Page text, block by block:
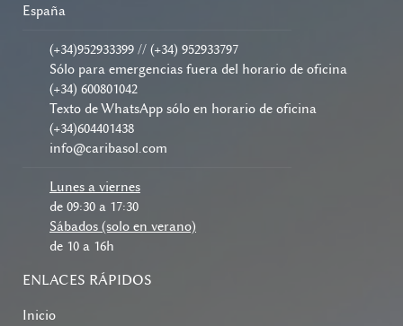
España
(+34)952933399 // (+34) 952933797
Sólo para emergencias fuera del horario de oficina
(+34) 600801042
Texto de WhatsApp sólo en horario de oficina
(+34)604401438
info@caribasol.com
Lunes a viernes
de 09:30 a 17:30
Sábados (solo en verano)
de 10 a 16h
ENLACES RÁPIDOS
Inicio